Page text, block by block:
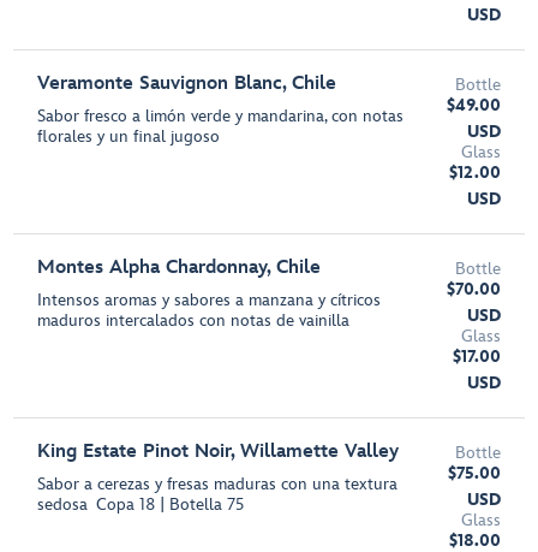
USD
Veramonte Sauvignon Blanc, Chile
Sabor fresco a limón verde y mandarina, con notas
florales y un final jugoso
Bottle
$49.00
USD
Glass
$12.00
USD
Montes Alpha Chardonnay, Chile
Intensos aromas y sabores a manzana y cítricos
maduros intercalados con notas de vainilla
Bottle
$70.00
USD
Glass
$17.00
USD
King Estate Pinot Noir, Willamette Valley
Sabor a cerezas y fresas maduras con una textura
sedosa Copa 18 | Botella 75
Bottle
$75.00
USD
Glass
$18.00